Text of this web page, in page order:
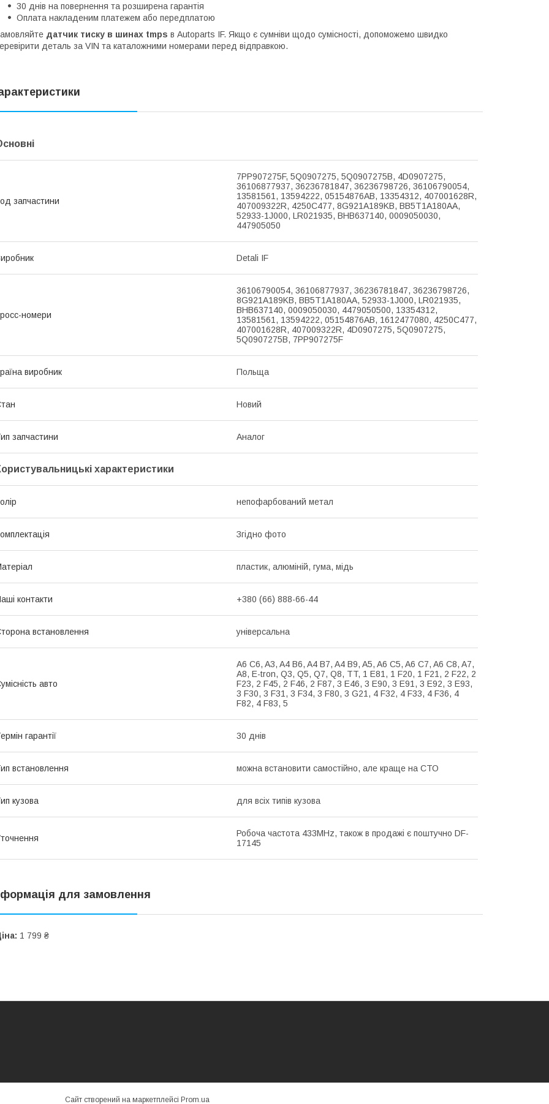
30 днів на повернення та розширена гарантія
Оплата накладеним платежем або передплатою
датчик тиску в шинах tmps в Autoparts IF. Якщо є сумніви щодо сумісності, допоможемо швидко
деталь за VIN та каталожними номерами перед відправкою.
запчастини
7PP907275F, 5Q0907275, 5Q0907275B, 4D0907275,
36106877937, 36236781847, 36236798726, 36106790054,
13581561, 13594222, 05154876AB, 13354312, 407001628R,
407009322R, 4250C477, 8G921A189KB, BB5T1A180AA,
52933-1J000, LR021935, BHB637140, 0009050030,
447905050
Detali IF
номери
36106790054, 36106877937, 36236781847, 36236798726,
8G921A189KB, BB5T1A180AA, 52933-1J000, LR021935,
BHB637140, 0009050030, 4479050500, 13354312,
13581561, 13594222, 05154876AB, 1612477080, 4250C477,
407001628R, 407009322R, 4D0907275, 5Q0907275,
5Q0907275B, 7PP907275F
виробник Польща
Новий
запчастини Аналог
характеристики
непофарбований метал
Згідно фото
пластик, алюміній, гума, мідь
контакти +380 (66) 888-66-44
встановлення універсальна
авто
A6 C6, A3, A4 B6, A4 B7, A4 B9, A5, A6 C5, A6 C7, A6 C8, A7,
A8, E-tron, Q3, Q5, Q7, Q8, TT, 1 E81, 1 F20, 1 F21, 2 F22, 2
F23, 2 F45, 2 F46, 2 F87, 3 E46, 3 E90, 3 E91, 3 E92, 3 E93,
3 F30, 3 F31, 3 F34, 3 F80, 3 G21, 4 F32, 4 F33, 4 F36, 4
F82, 4 F83, 5
гарантії 30 днів
встановлення можна встановити самостійно, але краще на СТО
кузова для всіх типів кузова
Робоча частота 433MHz, також в продажі є поштучно DF-
17145
для замовлення
1 799 ₴
Сайт створений на маркетплейсі Prom.ua